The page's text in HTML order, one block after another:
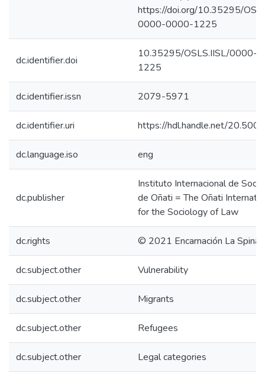
https://doi.org/10.35295/
0000-0000-1225
dc.identifier.doi
10.35295/OSLS.IISL/0000-
1225
dc.identifier.issn 2079-5971
dc.identifier.uri https://hdl.handle.net/
dc.language.iso eng
dc.publisher
Instituto Internacional de
de Oñati = The Oñati
for the Sociology of Law
dc.rights © 2021 Encarnación La Spina
dc.subject.other Vulnerability
dc.subject.other Migrants
dc.subject.other Refugees
dc.subject.other Legal categories